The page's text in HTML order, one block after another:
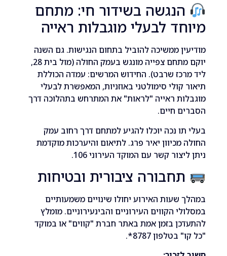
בשידור חי: מתחם
לבעלי מוגבלות ראייה
ממשיכה להוביל בתחום הנגישות. גם השנה
יוקם מתחם צפייה מונגש בעמק החולה (מול בית 28,
שרבט). החידוש המרשים: עמדה הכוללת
סימולטני באוזניות, המאפשרת לבעלי
ראייה "לראות" את המתרחש בתהלוכה דרך
חיים.
נכה יוכלו להגיע למתחם דרך רחוב עמק
יאיר פרג. לתיאום והיערכות מוקדמת
קשר עם המוקד העירוני 106.
ציבורית ובטיחות
האירוע יחולו שינויים משמעותיים
הקווים העירוניים והבינעירוניים. מומלץ
בזמן אמת באתר חברת "קווים" או במוקד
8787*.